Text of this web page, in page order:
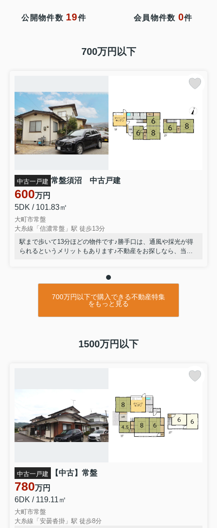
公開物件数 19件 会員物件数 0件
700万円以下
中古一戸建 常盤須沼 中古戸建
600万円
5DK / 101.83㎡
大町市常盤
大糸線「信濃常盤」駅 徒歩13分
駅まで歩いて13分ほどの物件です♪勝手口は、通風や採光が得
られるというメリットもあります♪不動産をお探しなら、当社
700万円以下で購入できる不動産特集
をもっと見る
1500万円以下
中古一戸建 【中古】常盤
780万円
6DK / 119.11㎡
大町市常盤
大糸線「安曇沓掛」駅 徒歩8分